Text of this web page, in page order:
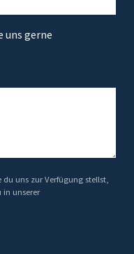
uns gerne
uns zur Verfügung stellst,
in unserer